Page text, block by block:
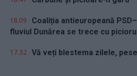
18.09
Coaliția antieuropeană
fluviul Dunărea se trece cu
17.32 Vă veți blestema zilele,